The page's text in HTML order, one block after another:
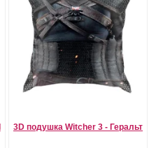
3D подушка Witcher 3 - Геральт